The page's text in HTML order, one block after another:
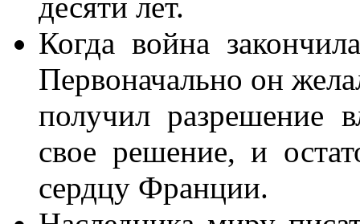
Когда война
Первоначально он
получил разрешение
свое решение, и
сердцу Франции.